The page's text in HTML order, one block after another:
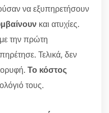
να εξυπηρετήσουν
και ατυχίες.
την πρώτη
Τελικά, δεν
Το κόστος
τους.